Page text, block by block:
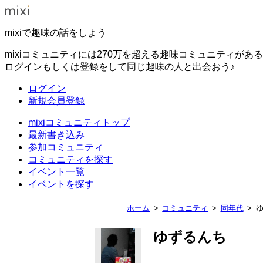
mixiで趣味の話をしよう
mixiコミュニティには270万を超える趣味コミュニティがある
ログインもしくは登録をして同じ趣味の人と出会おう♪
ログイン
新規会員登録
mixiコミュニティトップ
最新書き込み
参加コミュニティ
コミュニティを探す
イベント一覧
イベントを探す
ホーム コミュニティ 同年代
ゆずるんち